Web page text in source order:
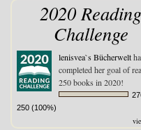
2020 Reading
Challenge
lenisvea`s Bücherwelt
completed her goal of
250 books in 2020!
250 (100%)